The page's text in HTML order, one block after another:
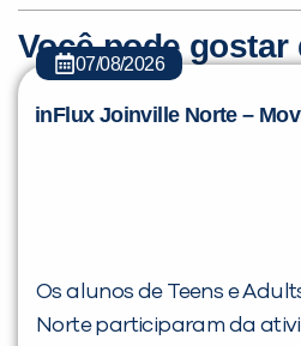
Você pode gostar
07/08/2026
inFlux Joinville Norte –
Os alunos de Teens e
Norte participaram da